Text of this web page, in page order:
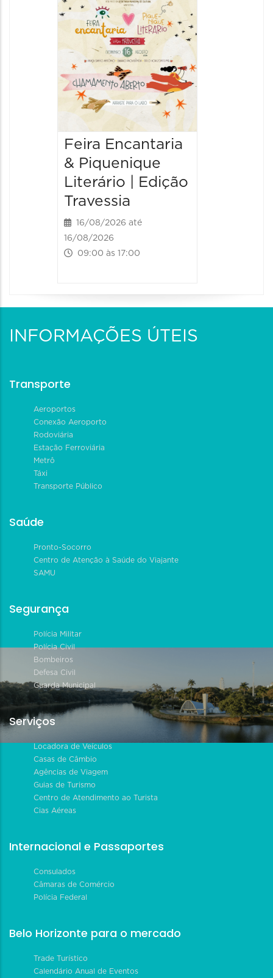
Feira Encantaria
& Piquenique
Literário | Edição
Travessia
16/08/2026 até
16/08/2026
09:00 às 17:00
INFORMAÇÕES ÚTEIS
Transporte
Aeroportos
Conexão Aeroporto
Rodoviária
Estação Ferroviária
Metrô
Táxi
Transporte Público
Saúde
Pronto-Socorro
Centro de Atenção à Saúde do Viajante
SAMU
Segurança
Polícia Militar
Polícia Civil
Bombeiros
Defesa Civil
Guarda Municipal
Serviços
Locadora de Veículos
Casas de Câmbio
Agências de Viagem
Guias de Turismo
Centro de Atendimento ao Turista
Cias Aéreas
Internacional e Passaportes
Consulados
Câmaras de Comércio
Polícia Federal
Belo Horizonte para o mercado
Trade Turístico
Calendário Anual de Eventos